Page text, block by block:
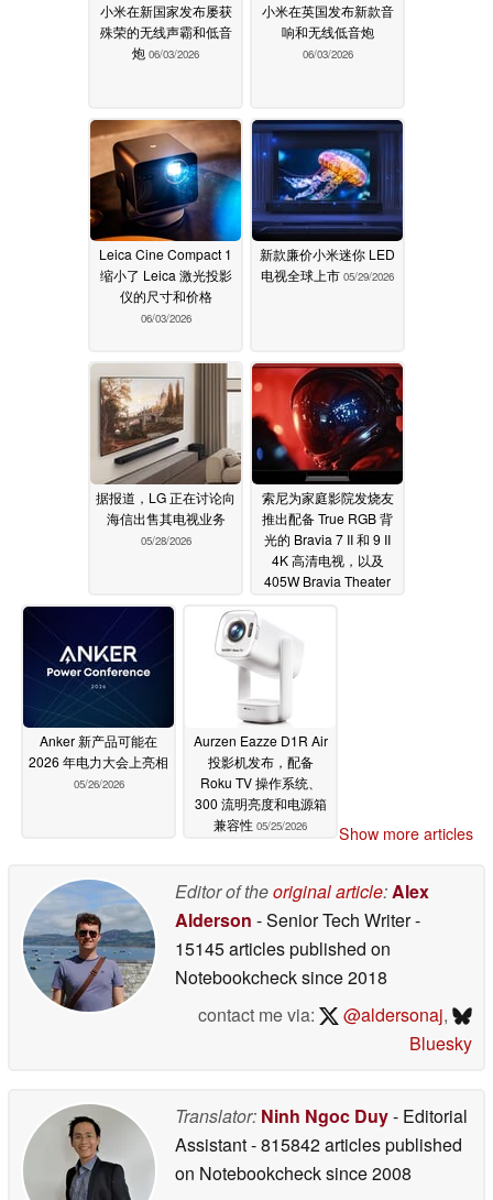
小米在新国家发布屡获
殊荣的无线声霸和低音
炮 06/03/2026
小米在英国发布新款音
响和无线低音炮
06/03/2026
Leica Cine Compact 1
缩小了 Leica 激光投影
仪的尺寸和价格
06/03/2026
新款廉价小米迷你 LED
电视全球上市 05/29/2026
据报道，LG 正在讨论向
海信出售其电视业务
05/28/2026
索尼为家庭影院发烧友
推出配备 True RGB 背
光的 Bravia 7 II 和 9 II
4K 高清电视，以及
405W Bravia Theater
Anker 新产品可能在
2026 年电力大会上亮相
05/26/2026
Aurzen Eazze D1R Air
投影机发布，配备
Roku TV 操作系统、
300 流明亮度和电源箱
兼容性 05/25/2026 Show more articles
Editor of theoriginal article:Alex
Alderson - Senior Tech Writer-
15145 articles published on
Notebookchecksince 2018
contact me via:
@aldersonaj,
Bluesky
Translator: Ninh Ngoc Duy- Editorial
Assistant- 815842 articles published
on Notebookchecksince 2008